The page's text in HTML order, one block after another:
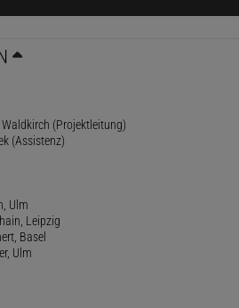
(Projektleitung)
(Assistenz)
Ulm
Leipzig
Basel
Ulm